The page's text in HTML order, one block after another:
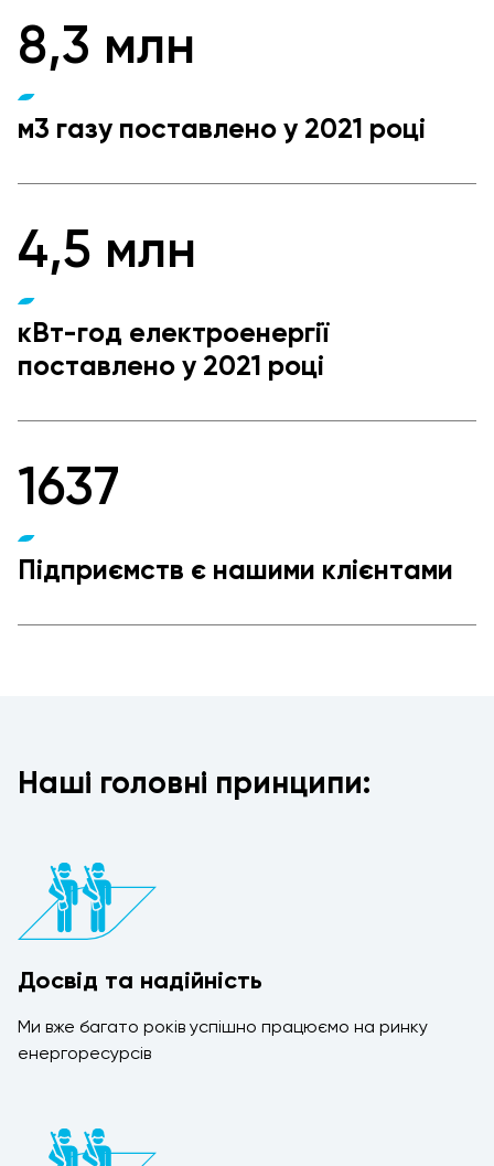
8,3 млн
м3 газу поставлено у 2021 році
4,5 млн
кВт-год електроенергії
поставлено у 2021 році
1637
Підприємств є нашими клієнтами
Наші головні принципи:
Досвід та надійність
Ми вже багато років успішно працюємо на ринку
енергоресурсів